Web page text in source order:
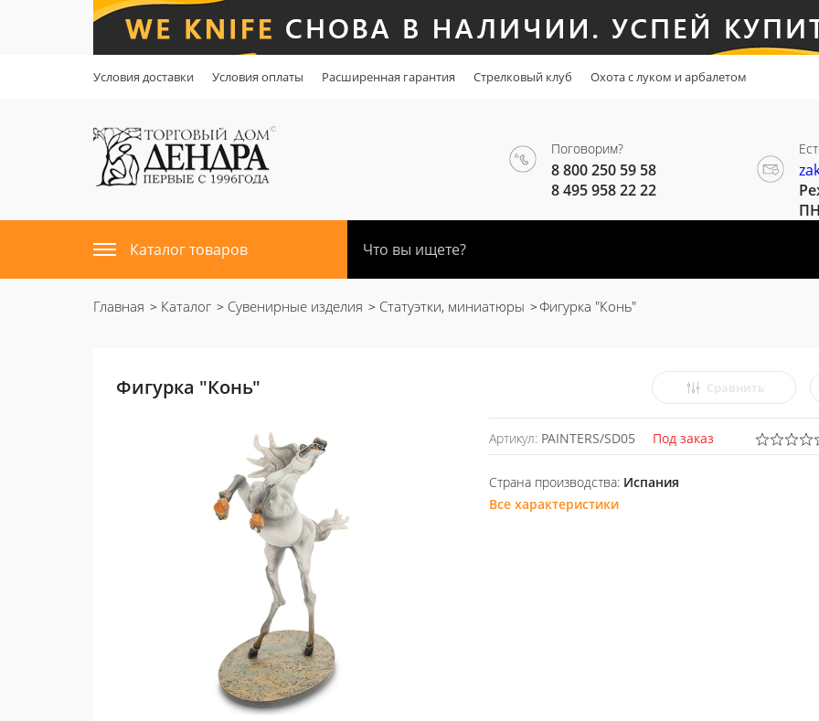
Условия доставки Условия оплаты Расширенная гарантия Стрелковый клуб Охота с луком и арбалетом
Поговорим?
8 800 250 59 58
8 495 958 22 22
Каталог товаров
Главная Каталог Сувенирные изделия Статуэтки, миниатюры Фигурка "Конь"
Фигурка "Конь" Сравнить
Артикул: PAINTERS/SD05 Под заказ
Страна производства: Испания
Все характеристики